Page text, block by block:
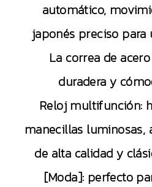
automático,
japonés preciso para
La correa de
duradera y
Reloj multifunción:
manecillas luminosas,
de alta calidad y
[Moda]: perfecto